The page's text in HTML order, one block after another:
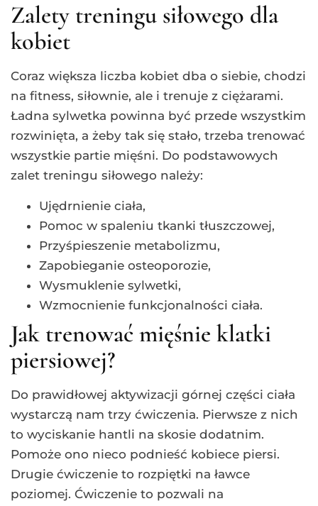
Zalety treningu siłowego dla
kobiet
Coraz większa liczba kobiet dba o siebie, chodzi
na fitness, siłownie, ale i trenuje z ciężarami.
Ładna sylwetka powinna być przede wszystkim
rozwinięta, a żeby tak się stało, trzeba trenować
wszystkie partie mięśni. Do podstawowych
zalet treningu siłowego należy:
Ujędrnienie ciała,
Pomoc w spaleniu tkanki tłuszczowej,
Przyśpieszenie metabolizmu,
Zapobieganie osteoporozie,
Wysmuklenie sylwetki,
Wzmocnienie funkcjonalności ciała.
Jak trenować mięśnie klatki
piersiowej?
Do prawidłowej aktywizacji górnej części ciała
wystarczą nam trzy ćwiczenia. Pierwsze z nich
to wyciskanie hantli na skosie dodatnim.
Pomoże ono nieco podnieść kobiece piersi.
Drugie ćwiczenie to rozpiętki na ławce
poziomej. Ćwiczenie to pozwali na